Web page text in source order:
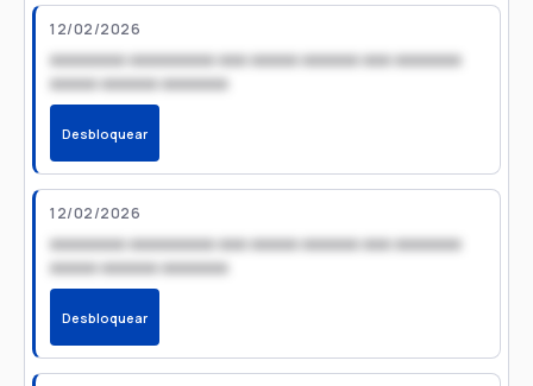
12/02/2026
xxxxxxxx xxxxxxxxx xxx xxxxx xxxxxx xxx xxxxxxx
xxxxx xxxxxx xxxxxxx
Desbloquear
12/02/2026
xxxxxxxx xxxxxxxxx xxx xxxxx xxxxxx xxx xxxxxxx
xxxxx xxxxxx xxxxxxx
Desbloquear